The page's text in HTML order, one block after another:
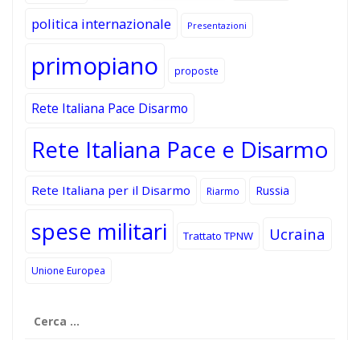
politica internazionale Presentazioni
primopiano proposte
Rete Italiana Pace Disarmo
Rete Italiana Pace e Disarmo
Rete Italiana per il Disarmo Riarmo Russia
spese militari Trattato TPNW Ucraina
Unione Europea
per: